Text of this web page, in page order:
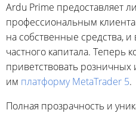
Ardu Prime предоставляет
профессиональным
на собственные средства,
частного капитала. Теперь
приветствовать
им платформу MetaTrader 5.
Полная прозрачность и